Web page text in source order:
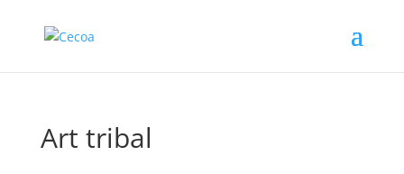
Art tribal